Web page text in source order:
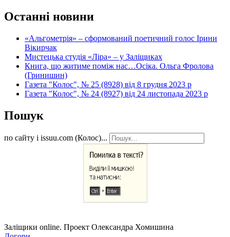
Останні новини
«Альгометрія» – сформований поетичний голос Ірини
Вікирчак
Мистецька студія «Ліра» – у Заліщиках
Книга, що житиме поміж нас…Осіка. Ольга Фролова
(Гринишин)
Газета "Колос", № 25 (8928) від 8 грудня 2023 р
Газета "Колос", № 24 (8927) від 24 листопада 2023 р
Пошук
по сайту і issuu.com (Колос)...
Заліщики online. Проект Олександра Хомишина